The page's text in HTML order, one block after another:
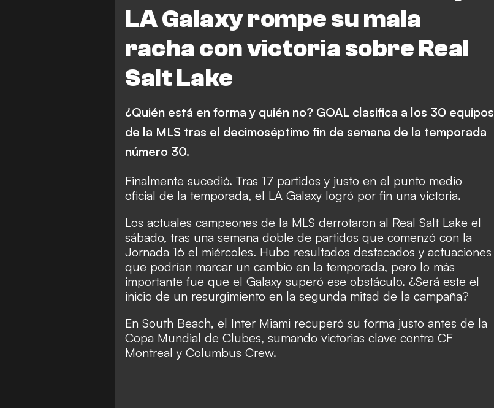
LA Galaxy rompe su mala
racha con victoria sobre Real
Salt Lake
Charlotte FC
Portland Timbers
Seattle Sounders FC
San Jose Earthquakes
Toronto FC
Revolución de Nueva Inglaterra
Chicago Fire FC
Orlando City
Minnesota Stars
Houston Dynamo FC
FC Dallas
DC United
Nashville SC
¿Quién está en forma y quién no? GOAL clasifica a los 30 equipos
de la MLS tras el decimoséptimo fin de semana de la temporada
número 30.
Finalmente sucedió. Tras 17 partidos y justo en el punto medio
oficial de la temporada, el LA Galaxy logró por fin una victoria.
Los actuales campeones de la MLS derrotaron al Real Salt Lake el
sábado, tras una semana doble de partidos que comenzó con la
Jornada 16 el miércoles. Hubo resultados destacados y actuaciones
que podrían marcar un cambio en la temporada, pero lo más
importante fue que el Galaxy superó ese obstáculo. ¿Será este el
inicio de un resurgimiento en la segunda mitad de la campaña?
En South Beach, el Inter Miami recuperó su forma justo antes de la
Copa Mundial de Clubes, sumando victorias clave contra CF
Montreal y Columbus Crew.